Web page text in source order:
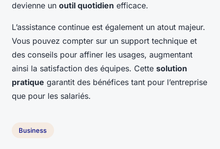
devienne un outil quotidien efficace.
L’assistance continue est également un atout majeur.
Vous pouvez compter sur un support technique et
des conseils pour affiner les usages, augmentant
ainsi la satisfaction des équipes. Cette solution
pratique garantit des bénéfices tant pour l’entreprise
que pour les salariés.
Business